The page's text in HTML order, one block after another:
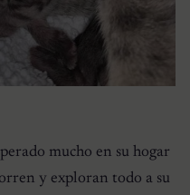
mucho en su hogar
y exploran todo a su